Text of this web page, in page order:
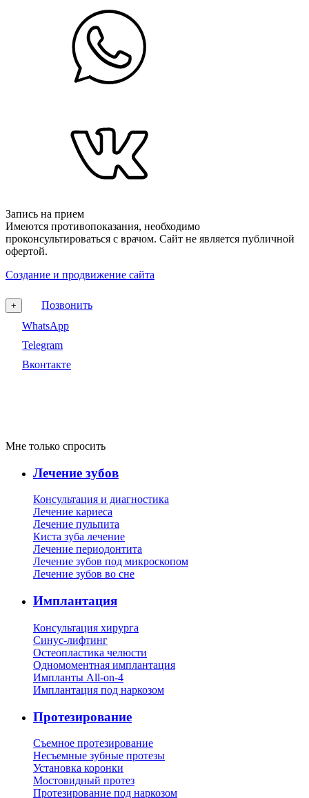
Запись на прием
Имеются противопоказания, необходимо
проконсультироваться с врачом. Сайт не является публичной
офертой.
Создание и продвижение сайта
+
Позвонить
WhatsApp
Telegram
Вконтакте
Мне только спросить
Лечение зубов
Консультация и диагностика
Лечение кариеса
Лечение пульпита
Киста зуба лечение
Лечение периодонтита
Лечение зубов под микроскопом
Лечение зубов во сне
Имплантация
Консультация хирурга
Синус-лифтинг
Остеопластика челюсти
Одномоментная имплантация
Импланты All-on-4
Имплантация под наркозом
Протезирование
Съемное протезирование
Несъемные зубные протезы
Установка коронки
Мостовидный протез
Протезирование под наркозом